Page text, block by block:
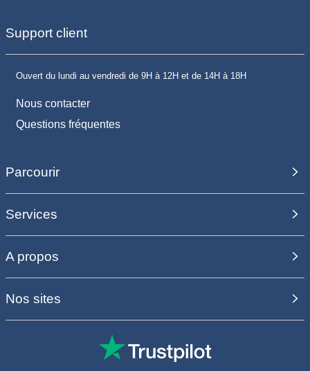
Support client
Ouvert du lundi au vendredi de 9H à 12H et de 14H à 18H
Nous contacter
Questions fréquentes
Parcourir
Services
A propos
Nos sites